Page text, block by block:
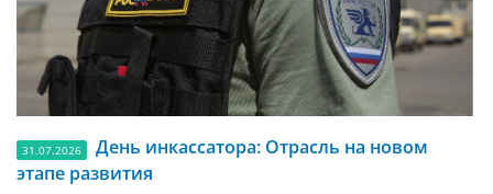
31.07.2026
День инкассатора: Отрасль на новом
этапе развития